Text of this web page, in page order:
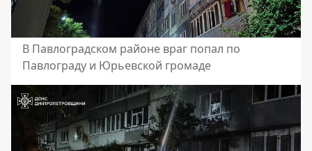
В Павлоградском районе враг попал по
Павлограду и Юрьевской громаде